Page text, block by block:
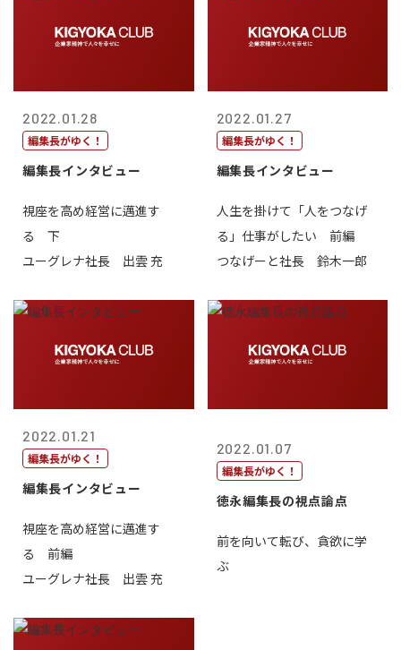
2022.01.28
編集長がゆく！
編集長インタビュー
視座を高め経営に邁進す
る 下
ユーグレナ社長 出雲 充
2022.01.27
編集長がゆく！
編集長インタビュー
人生を掛けて「人をつなげ
る」仕事がしたい 前編
つなげーと社長 鈴木一郎
2022.01.21
編集長がゆく！
編集長インタビュー
視座を高め経営に邁進す
る 前編
ユーグレナ社長 出雲 充
2022.01.07
編集長がゆく！
徳永編集長の視点論点
前を向いて転び、貪欲に学
ぶ